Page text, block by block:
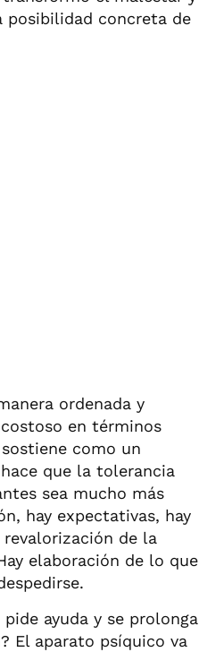
posibilidad concreta de
ordenada y
en términos
como un
que la tolerancia
sea mucho más
hay expectativas, hay
de la
elaboración de lo que
ayuda y se prolonga
El aparato psíquico va